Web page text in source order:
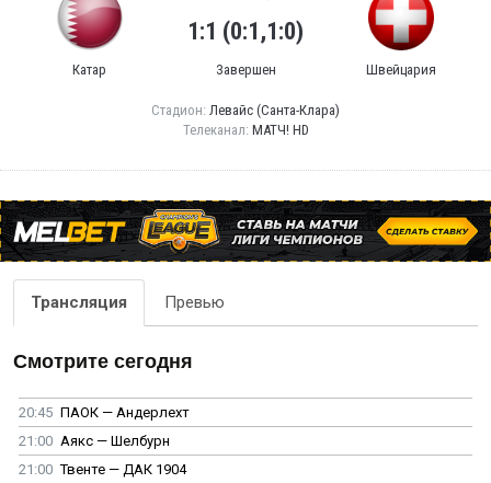
Катар
1:1 (0:1,1:0)
Завершен Швейцария
Стадион: Левайс (Санта-Клара)
Телеканал: МАТЧ! HD
Трансляция Превью
Смотрите сегодня
20:45 ПАОК — Андерлехт
21:00 Аякс — Шелбурн
21:00 Твенте — ДАК 1904